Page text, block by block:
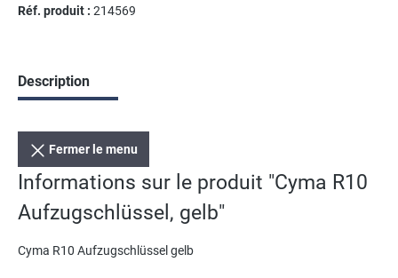
Réf. produit : 214569
Description
Fermer le menu
Informations sur le produit "Cyma R10
Aufzugschlüssel, gelb"
Cyma R10 Aufzugschlüssel gelb